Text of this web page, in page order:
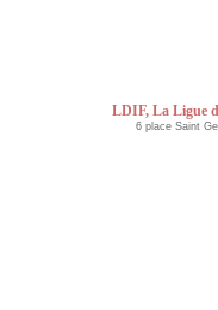
LDIF, La Ligue
6 place Saint